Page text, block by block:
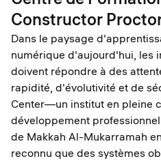
Constructor
Dans le paysage
numérique d'aujourd'hui, les
doivent répondre à des
rapidité, d'évolutivité et de
Center—un institut en pleine
développement
de Makkah Al-Mukarramah
reconnu que des systèmes